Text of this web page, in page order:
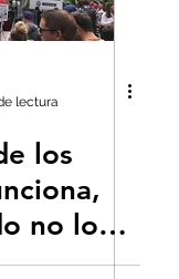
petróleo,
lectura
los
no lo